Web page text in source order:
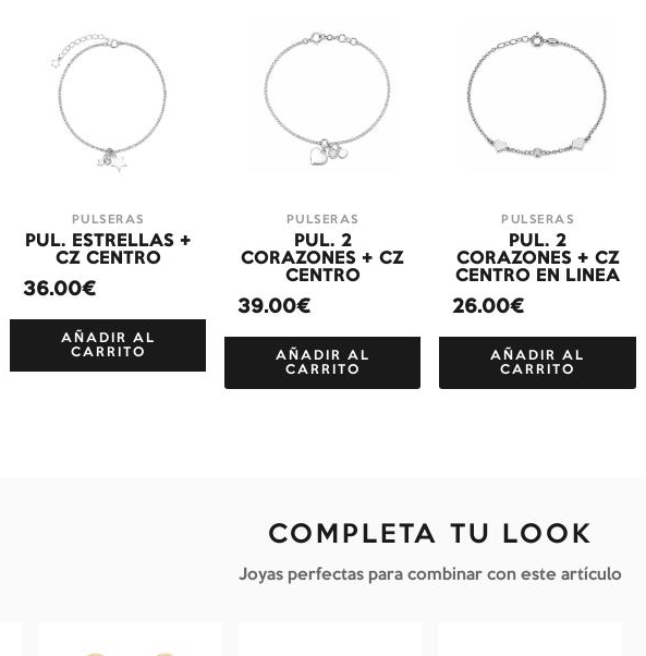
PULSERAS
PUL. ESTRELLAS +
CZ CENTRO
36.00€
AÑADIR AL
CARRITO
PULSERAS
PUL. 2
CORAZONES + CZ
CENTRO
39.00€
AÑADIR AL
CARRITO
PULSERAS
PUL. 2
CORAZONES + CZ
CENTRO EN LINEA
26.00€
AÑADIR AL
CARRITO
COMPLETA TU LOOK
Joyas perfectas para combinar con este artículo